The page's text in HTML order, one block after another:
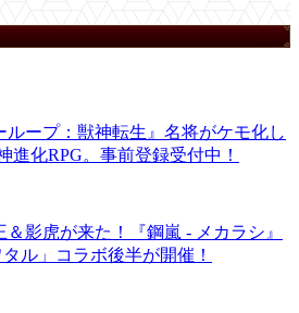
ループ：獣神転生』名将がケモ化し
進化RPG。事前登録受付中！
＆影虎が来た！『鋼嵐 - メカラシ』
ル」コラボ後半が開催！